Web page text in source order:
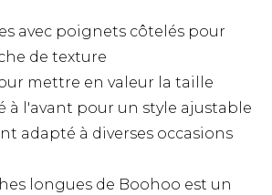
avec poignets côtelés pour
de texture
mettre en valeur la taille
à l'avant pour un style ajustable
adapté à diverses occasions
longues de Boohoo est un